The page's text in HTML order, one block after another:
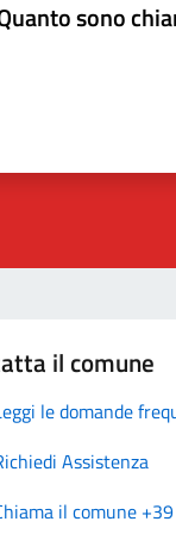
sono
il comune
le domande
Assistenza
il comune